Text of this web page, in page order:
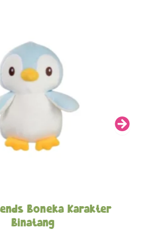
Boneka Karakter
Binatang